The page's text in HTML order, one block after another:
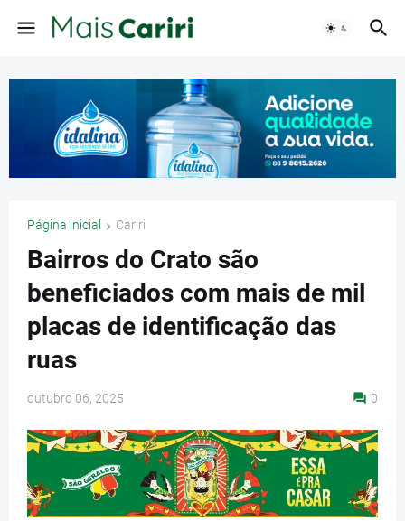
Página inicial Cariri
Bairros do Crato são
beneficiados com mais de mil
placas de identificação das
ruas
outubro 06, 2025 0